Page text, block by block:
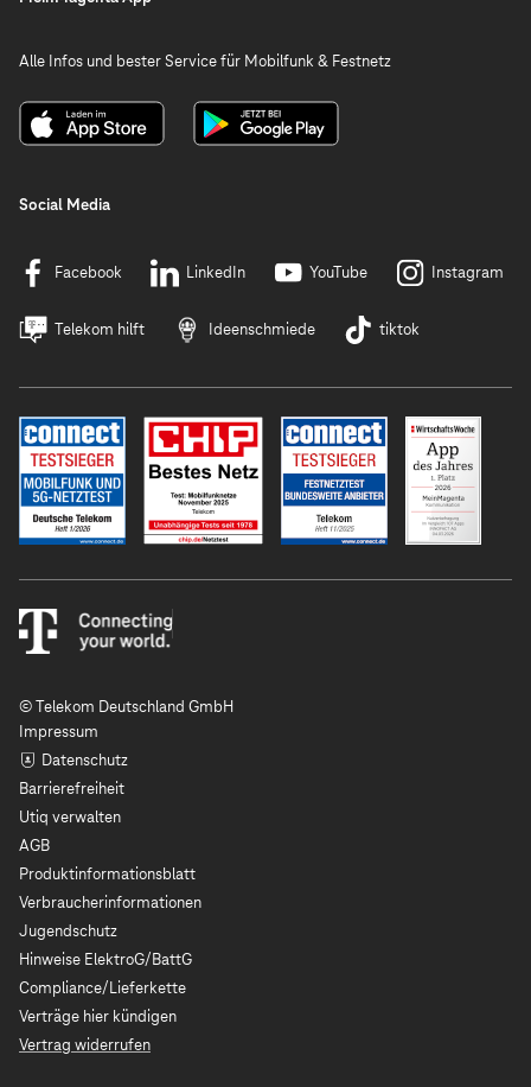
Alle Infos und bester Service für Mobilfunk & Festnetz
Social Media
Facebook LinkedIn YouTube Instagram
Telekom hilft Ideenschmiede tiktok
© Telekom Deutschland GmbH
Impressum
Datenschutz
Barrierefreiheit
Utiq verwalten
AGB
Produktinformationsblatt
Verbraucherinformationen
Jugendschutz
Hinweise ElektroG/BattG
Compliance/Lieferkette
Verträge hier kündigen
Vertrag widerrufen